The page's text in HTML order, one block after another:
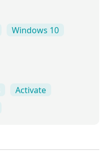
Windows 10
Activate